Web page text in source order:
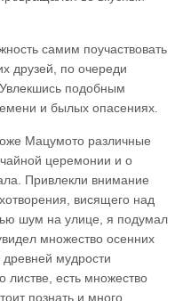
самим поучаствовать
друзей, по очереди
подобным
и былых опасениях.
Мацумото различные
церемонии и о
Привлекли внимание
висящего над
шум на улице, я подумал
множество осенних
мудрости
листве, есть множество
познать и много